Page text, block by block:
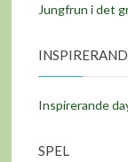
Jungfrun i det
Inspirerande
SPEL